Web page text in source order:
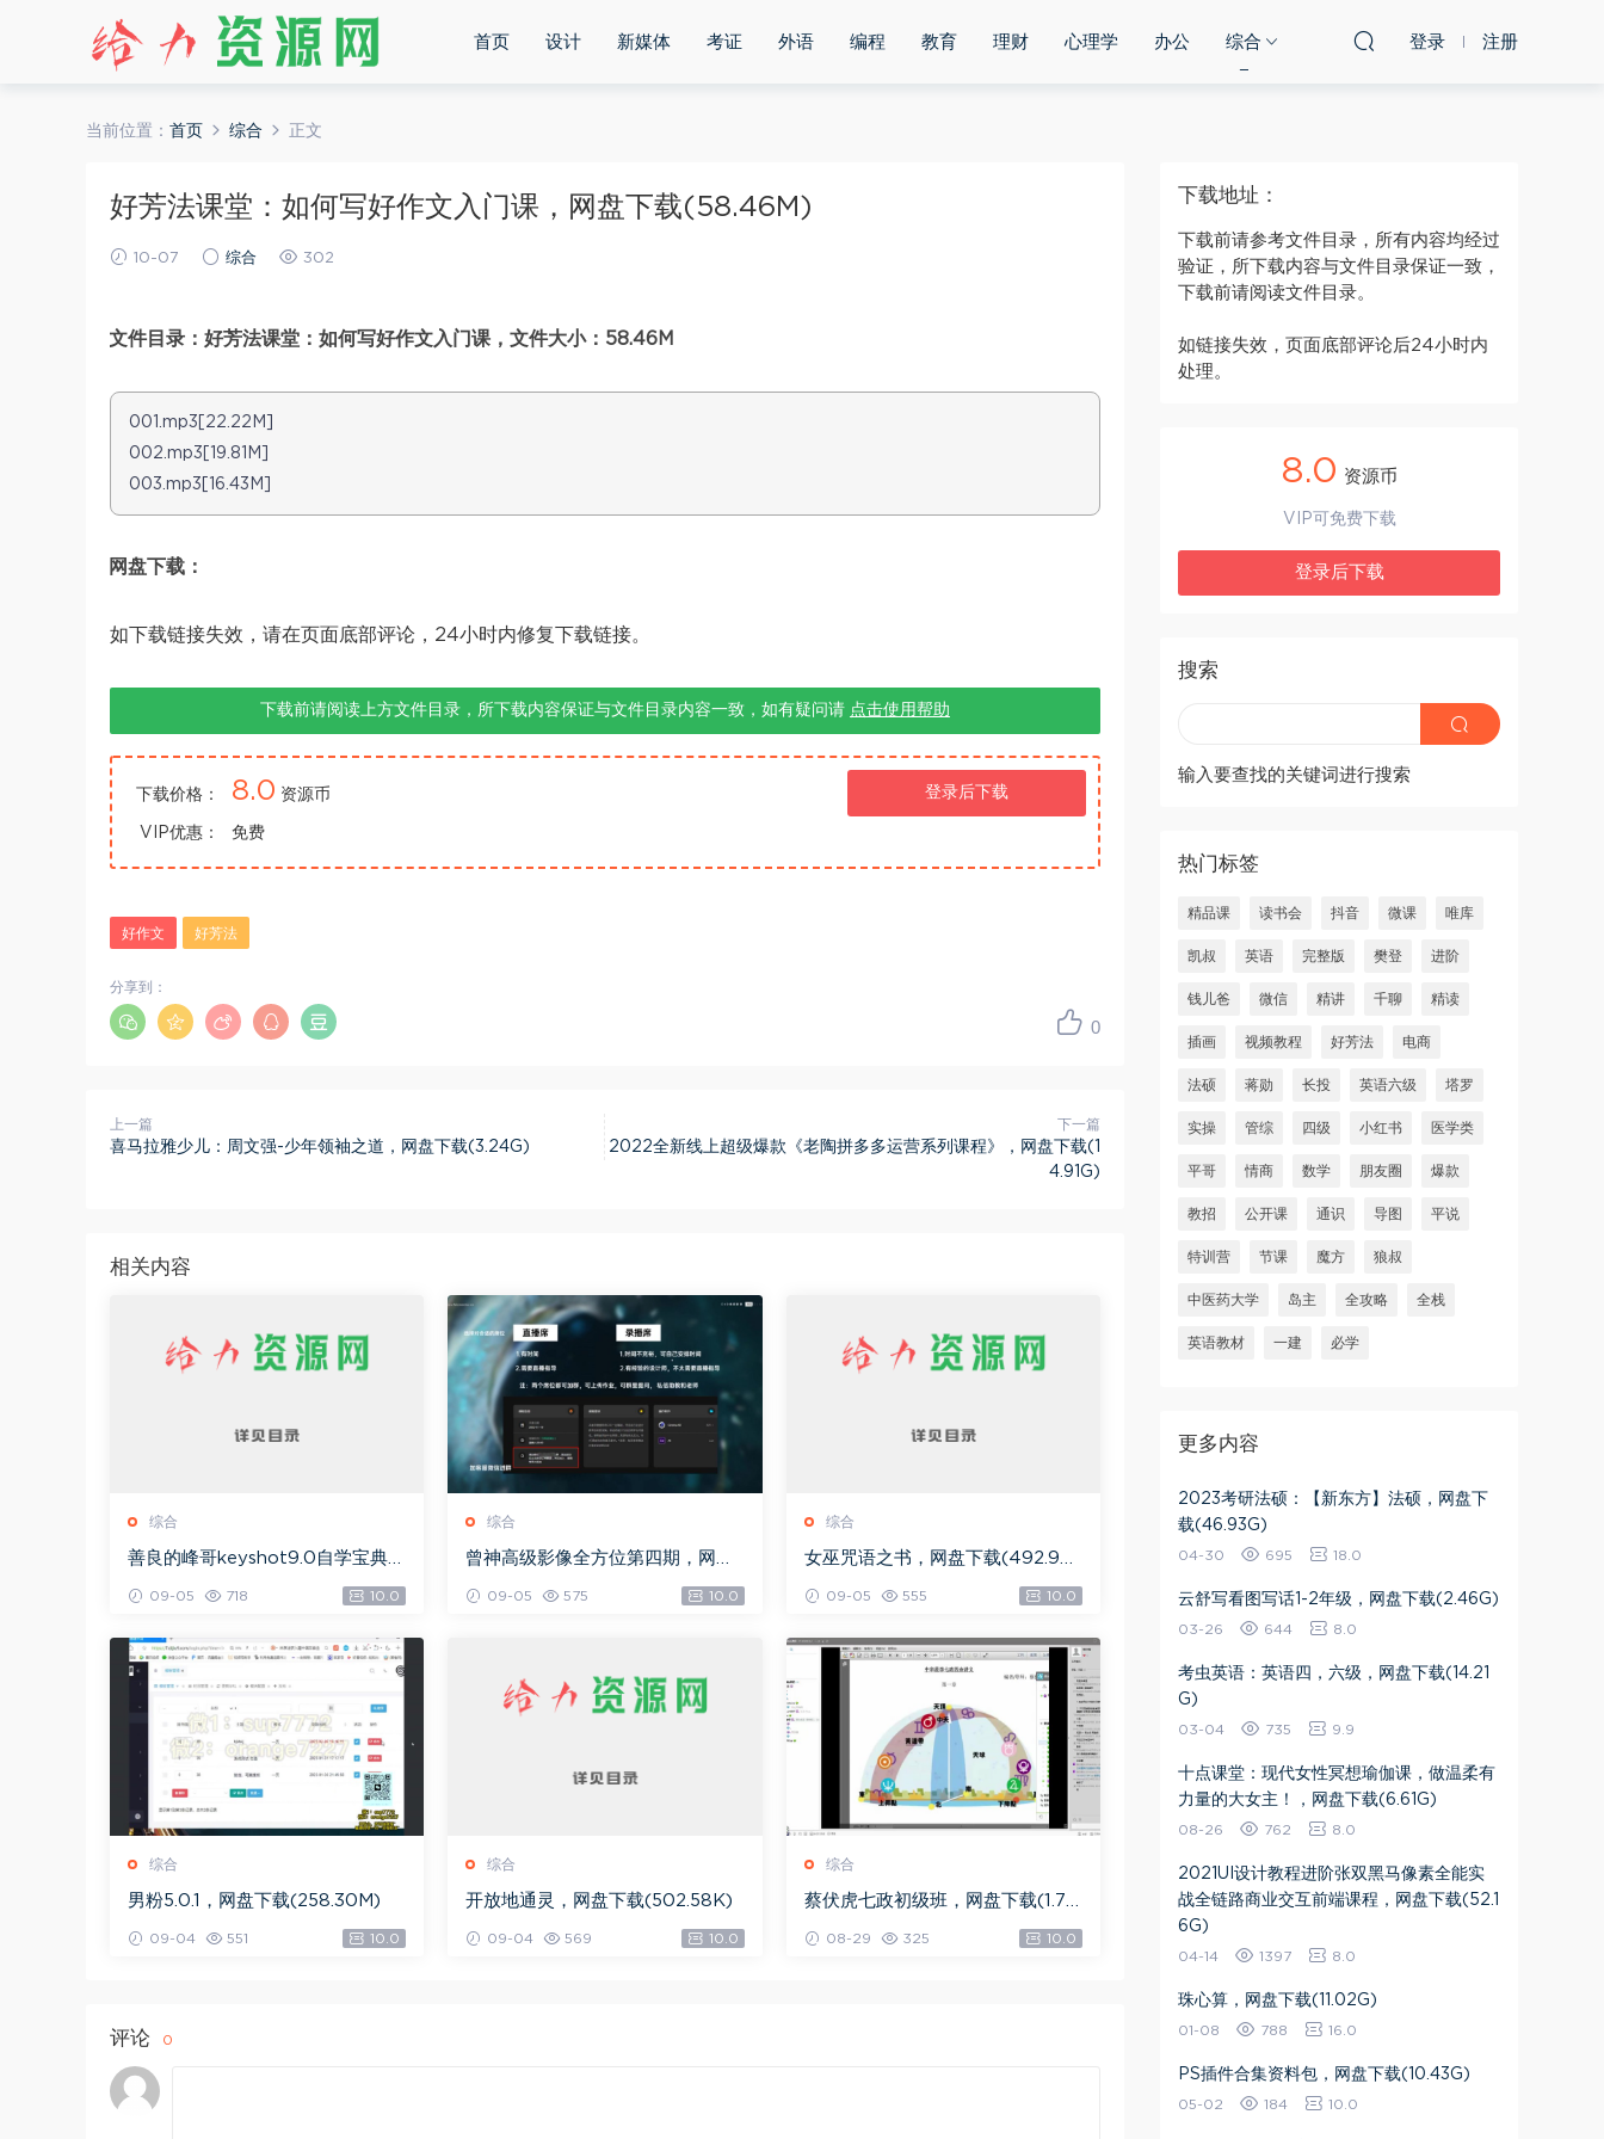
首页 设计 新媒体 考证 外语 编程 教育 理财 心理学 办公 综合 登录 注册
当前位置： 首页 综合 正文
好芳法课堂：如何写好作文入门课，网盘下载(58.46M)
10-07 综合 302
文件目录：好芳法课堂：如何写好作文入门课，文件大小：58.46M
001.mp3[22.22M]
002.mp3[19.81M]
003.mp3[16.43M]
网盘下载：
如下载链接失效，请在页面底部评论，24小时内修复下载链接。
下载前请阅读上方文件目录，所下载内容保证与文件目录内容一致，如有疑问请 点击使用帮助
下载价格： 8.0 资源币
VIP优惠： 免费
登录后下载
好作文 好芳法
0
分享到：
上一篇
喜马拉雅少儿：周文强-少年领袖之道，网盘下载(3.24G)
下一篇
2022全新线上超级爆款《老陶拼多多运营系列课程》，网盘下载(1
4.91G)
相关内容
综合
善良的峰哥keyshot9.0自学宝典，
09-05 718 10.0
综合
曾神高级影像全方位第四期，网盘
09-05 575 10.0
综合
女巫咒语之书，网盘下载(492.99
09-05 555 10.0
综合
男粉5.0.1，网盘下载(258.30M)
09-04 551 10.0
综合
开放地通灵，网盘下载(502.58K)
09-04 569 10.0
综合
蔡伏虎七政初级班，网盘下载(1.79
08-29 325 10.0
评论 0
下载地址：
下载前请参考文件目录，所有内容均经过
验证，所下载内容与文件目录保证一致，
下载前请阅读文件目录。
如链接失效，页面底部评论后24小时内
处理。
8.0 资源币
VIP可免费下载
登录后下载
搜索
输入要查找的关键词进行搜索
热门标签
精品课 读书会 抖音 微课 唯库
凯叔 英语 完整版 樊登 进阶
钱儿爸 微信 精讲 千聊 精读
插画 视频教程 好芳法 电商
法硕 蒋勋 长投 英语六级 塔罗
实操 管综 四级 小红书 医学类
平哥 情商 数学 朋友圈 爆款
教招 公开课 通识 导图 平说
特训营 节课 魔方 狼叔
中医药大学 岛主 全攻略 全栈
英语教材 一建 必学
更多内容
2023考研法硕：【新东方】法硕，网盘下
载(46.93G)
04-30 695 18.0
云舒写看图写话1-2年级，网盘下载(2.46G)
03-26 644 8.0
考虫英语：英语四，六级，网盘下载(14.21
G)
03-04 735 9.9
十点课堂：现代女性冥想瑜伽课，做温柔有
力量的大女主！，网盘下载(6.61G)
08-26 762 8.0
2021UI设计教程进阶张双黑马像素全能实
战全链路商业交互前端课程，网盘下载(52.1
6G)
04-14 1397 8.0
珠心算，网盘下载(11.02G)
01-08 788 16.0
PS插件合集资料包，网盘下载(10.43G)
05-02 184 10.0